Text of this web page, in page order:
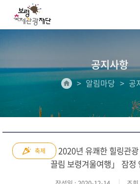
공지사항
알림마당 공
축제
2020년 유쾌한 힐링관
끌림 보령겨울여행」 잠정